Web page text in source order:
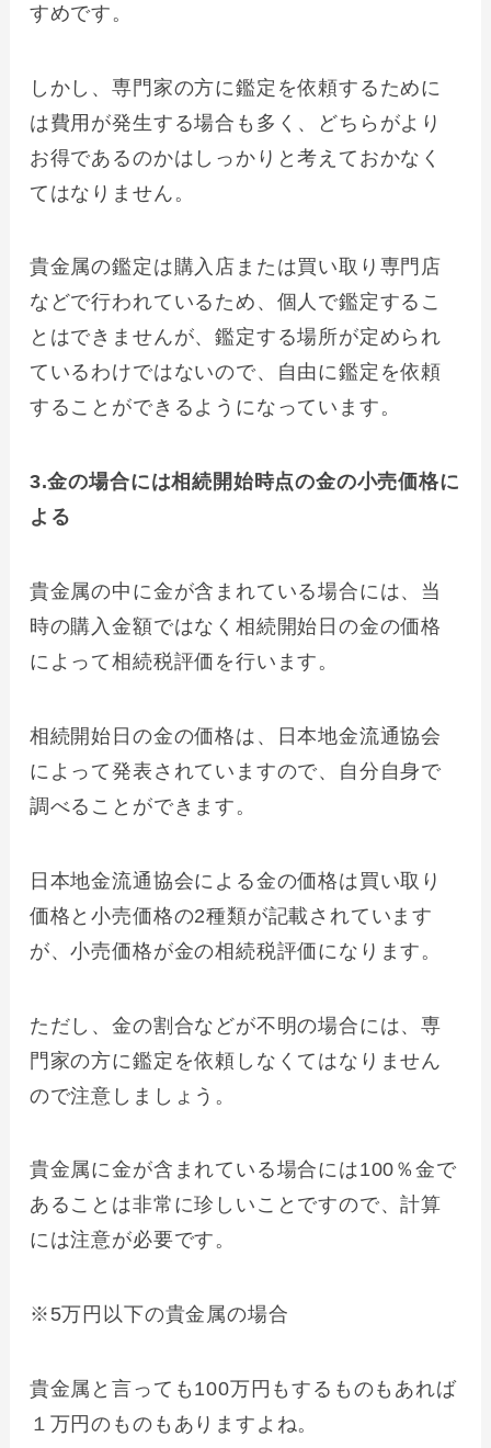
すめです。
しかし、専門家の方に鑑定を依頼するために
は費用が発生する場合も多く、どちらがより
お得であるのかはしっかりと考えておかなく
てはなりません。
貴金属の鑑定は購入店または買い取り専門店
などで行われているため、個人で鑑定するこ
とはできませんが、鑑定する場所が定められ
ているわけではないので、自由に鑑定を依頼
することができるようになっています。
3.金の場合には相続開始時点の金の小売価格に
よる
貴金属の中に金が含まれている場合には、当
時の購入金額ではなく相続開始日の金の価格
によって相続税評価を行います。
相続開始日の金の価格は、日本地金流通協会
によって発表されていますので、自分自身で
調べることができます。
日本地金流通協会による金の価格は買い取り
価格と小売価格の2種類が記載されています
が、小売価格が金の相続税評価になります。
ただし、金の割合などが不明の場合には、専
門家の方に鑑定を依頼しなくてはなりません
ので注意しましょう。
貴金属に金が含まれている場合には100％金で
あることは非常に珍しいことですので、計算
には注意が必要です。
※5万円以下の貴金属の場合
貴金属と言っても100万円もするものもあれば
１万円のものもありますよね。